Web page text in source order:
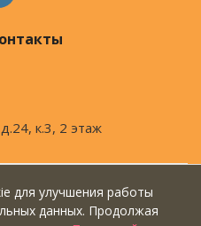
к.3, 2 этаж
интерьера
для улучшения работы
данных. Продолжая